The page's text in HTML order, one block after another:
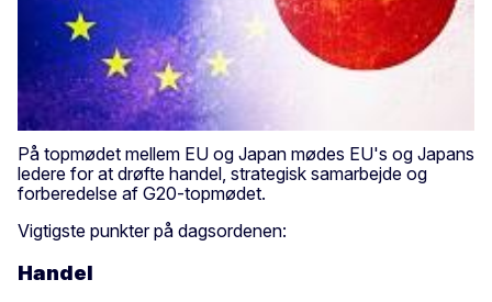
På topmødet mellem EU og Japan mødes EU's og Japans
ledere for at drøfte handel, strategisk samarbejde og
forberedelse af G20-topmødet.
Vigtigste punkter på dagsordenen:
Handel